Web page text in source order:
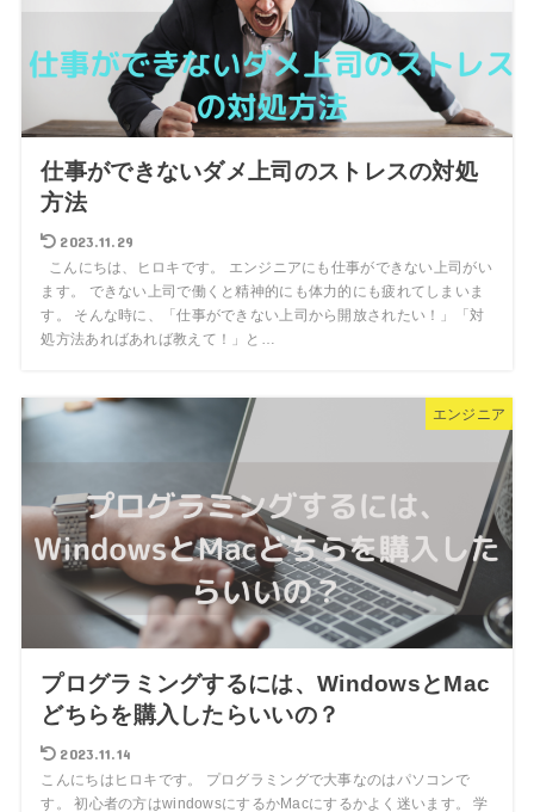
仕事ができないダメ上司のストレスの対処
方法
2023.11.29
こんにちは、ヒロキです。 エンジニアにも仕事ができない上司がい
ます。 できない上司で働くと精神的にも体力的にも疲れてしまいま
す。 そんな時に、「仕事ができない上司から開放されたい！」「対
処方法あればあれば教えて！」と…
エンジニア
プログラミングするには、WindowsとMac
どちらを購入したらいいの？
2023.11.14
こんにちはヒロキです。 プログラミングで大事なのはパソコンで
す。 初心者の方はwindowsにするかMacにするかよく迷います。 学